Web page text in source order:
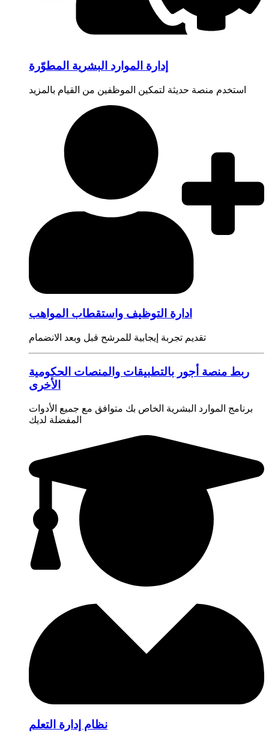
إدارة الموارد البشرية المطوّرة
استخدم منصة حديثة لتمكين الموظفين من القيام بالمزيد
ادارة التوظيف واستقطاب المواهب
تقديم تجربة إيجابية للمرشح قبل وبعد الانضمام
ربط منصة أجور بالتطبيقات والمنصات الحكومية
الأخرى
برنامج الموارد البشرية الخاص بك متوافق مع جميع الأدوات
المفضلة لديك
نظام إدارة التعلم